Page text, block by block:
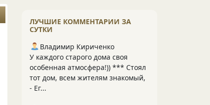
ЛУЧШИЕ КОММЕНТАРИИ ЗА
СУТКИ
Владимир Кириченко
У каждого старого дома своя
особенная атмосфера!)) *** Стоял
тот дом, всем жителям знакомый,
- Ег...